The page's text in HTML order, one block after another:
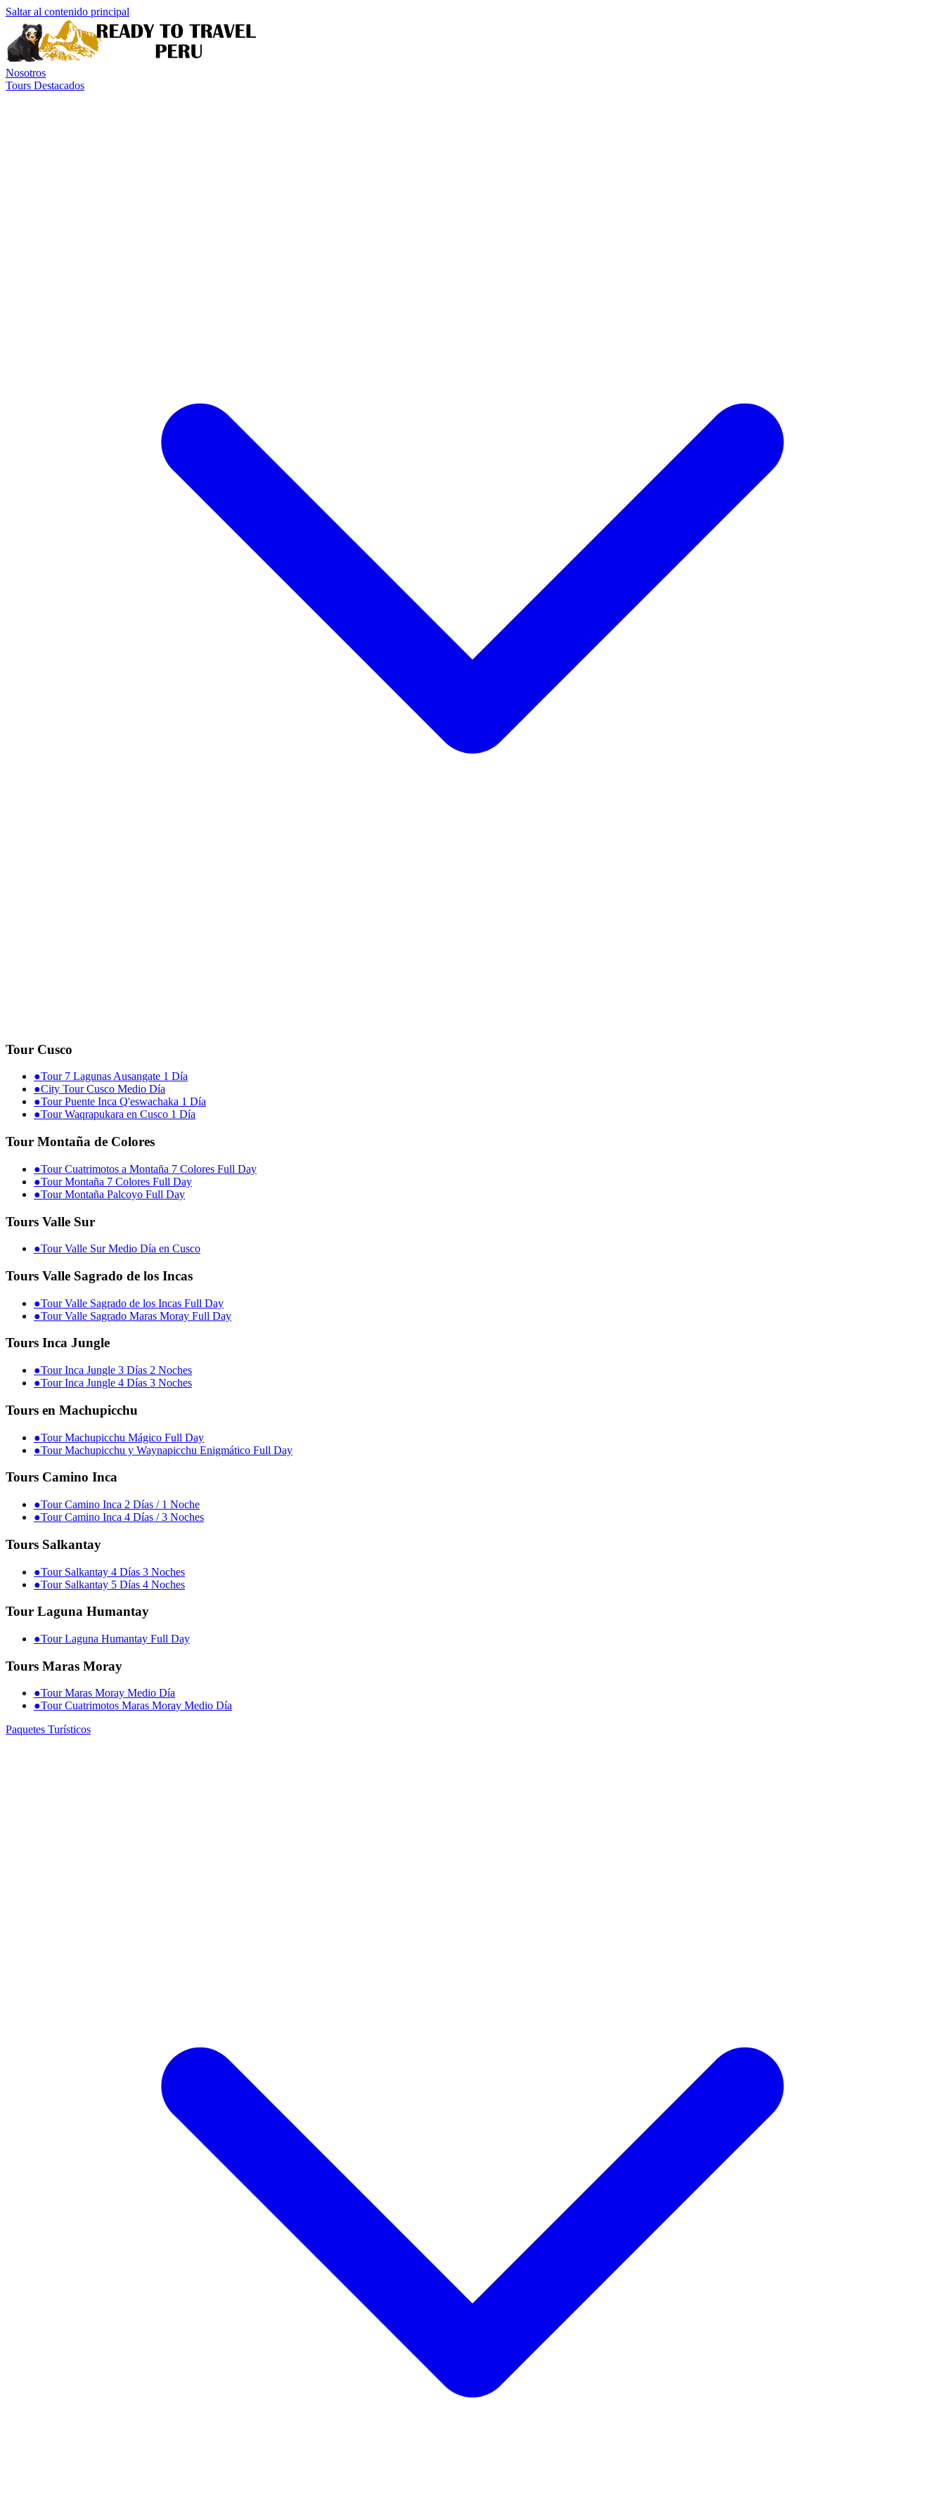
Saltar al contenido principal
Nosotros
Tours Destacados
Tour Cusco
●Tour 7 Lagunas Ausangate 1 Día
●City Tour Cusco Medio Día
●Tour Puente Inca Q'eswachaka 1 Día
●Tour Waqrapukara en Cusco 1 Día
Tour Montaña de Colores
●Tour Cuatrimotos a Montaña 7 Colores Full Day
●Tour Montaña 7 Colores Full Day
●Tour Montaña Palcoyo Full Day
Tours Valle Sur
●Tour Valle Sur Medio Día en Cusco
Tours Valle Sagrado de los Incas
●Tour Valle Sagrado de los Incas Full Day
●Tour Valle Sagrado Maras Moray Full Day
Tours Inca Jungle
●Tour Inca Jungle 3 Días 2 Noches
●Tour Inca Jungle 4 Días 3 Noches
Tours en Machupicchu
●Tour Machupicchu Mágico Full Day
●Tour Machupicchu y Waynapicchu Enigmático Full Day
Tours Camino Inca
●Tour Camino Inca 2 Días / 1 Noche
●Tour Camino Inca 4 Días / 3 Noches
Tours Salkantay
●Tour Salkantay 4 Días 3 Noches
●Tour Salkantay 5 Días 4 Noches
Tour Laguna Humantay
●Tour Laguna Humantay Full Day
Tours Maras Moray
●Tour Maras Moray Medio Día
●Tour Cuatrimotos Maras Moray Medio Día
Paquetes Turísticos